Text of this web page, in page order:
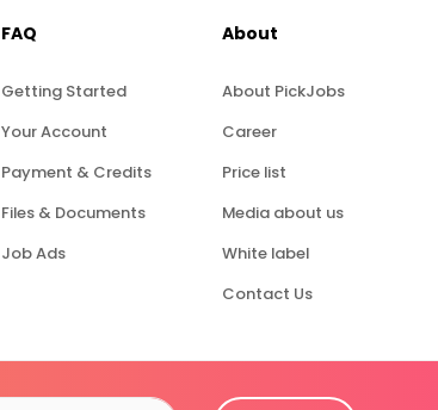
FAQ
Getting Started
Your Account
Payment & Credits
Files & Documents
Job Ads
About
About PickJobs
Career
Price list
Media about us
White label
Contact Us